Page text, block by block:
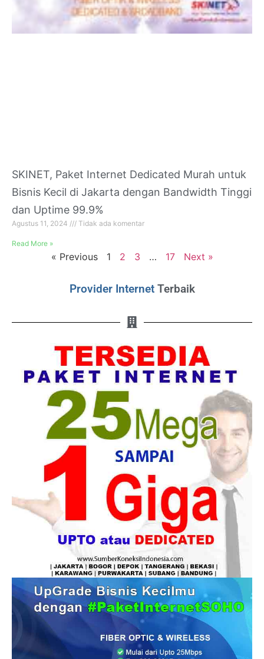
SKINET, Paket Internet Dedicated Murah untuk
Bisnis Kecil di Jakarta dengan Bandwidth Tinggi
dan Uptime 99.9%
Agustus 11, 2024 Tidak ada komentar
Read More »
« Previous 1 2 3 … 17 Next »
Provider Internet Terbaik